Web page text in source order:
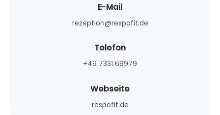
E-Mail
rezeption@respofit.de
Telefon
+49 7331 69979
Webseite
respofit.de